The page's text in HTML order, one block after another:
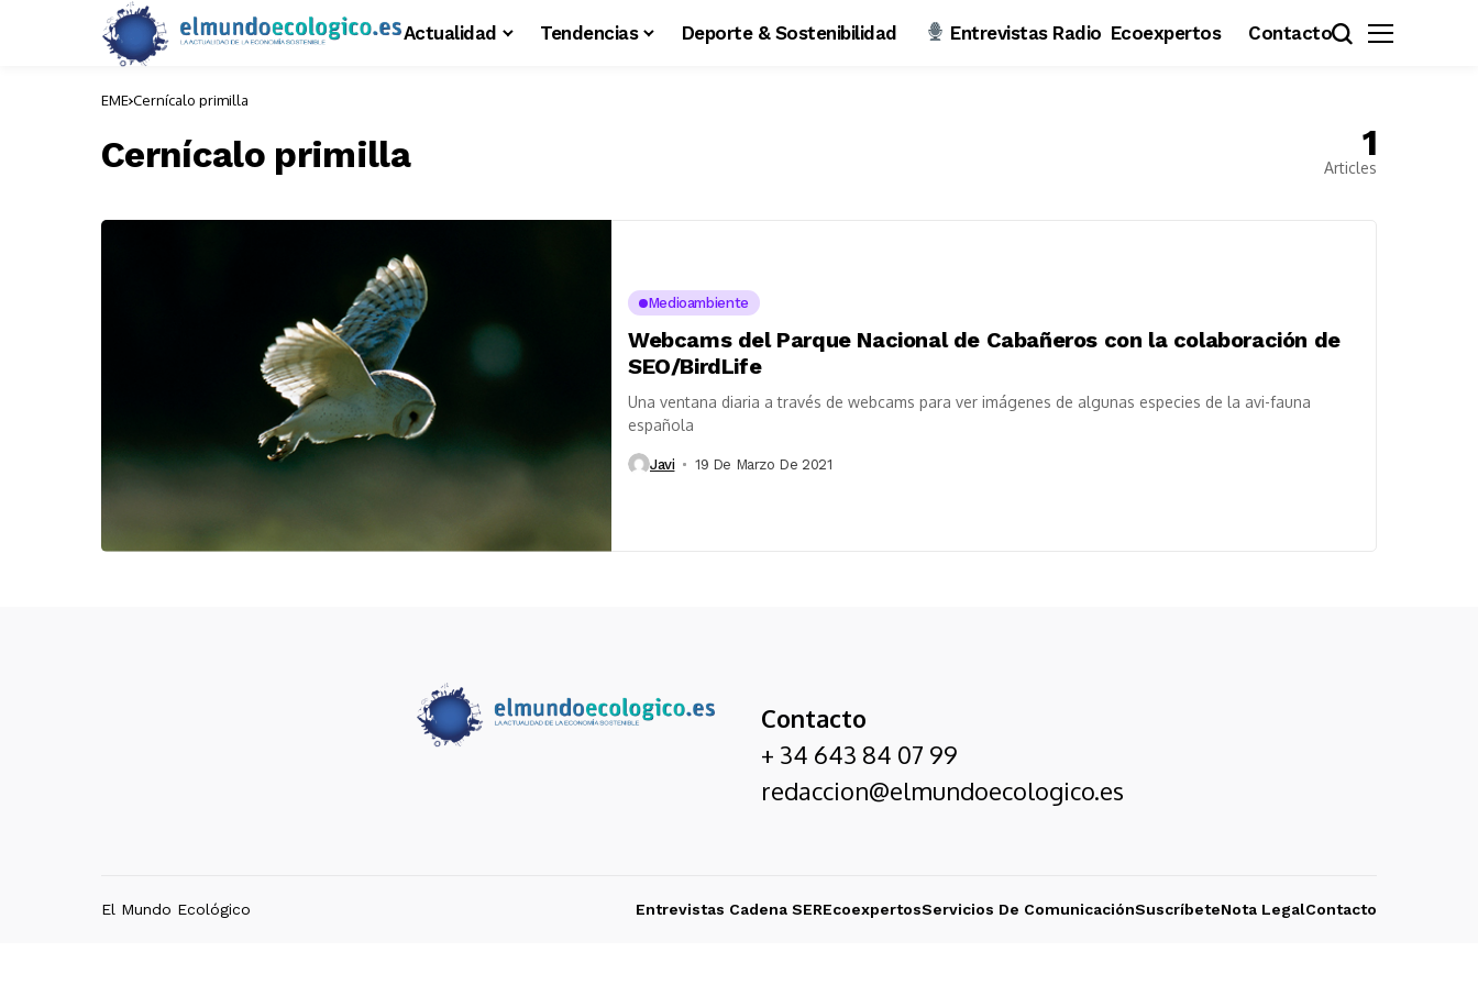
Actualidad Tendencias Deporte & Sostenibilidad Entrevistas Radio Ecoexpertos Contacto
EME Cernícalo primilla
Cernícalo primilla 1
Articles
Medioambiente
Webcams del Parque Nacional de Cabañeros con la colaboración de
SEO/BirdLife
Una ventana diaria a través de webcams para ver imágenes de algunas especies de la avi-fauna
española
Javi 19 De Marzo De 2021
Contacto
+ 34 643 84 07 99
redaccion@elmundoecologico.es
El Mundo Ecológico Entrevistas Cadena SEREcoexpertosServicios De ComunicaciónSuscríbeteNota LegalContacto